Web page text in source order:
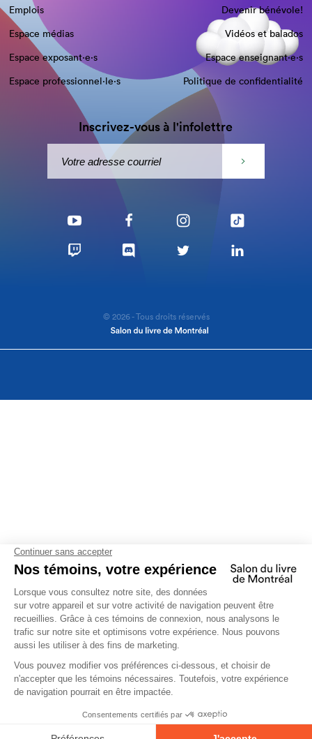
Emplois
Devenir bénévole!
Espace médias
Vidéos et balados
Espace exposant·e⋅s
Espace enseignant·e⋅s
Espace professionnel·le⋅s
Politique de confidentialité
Inscrivez-vous à l'infolettre
© 2026 - Tous droits réservés